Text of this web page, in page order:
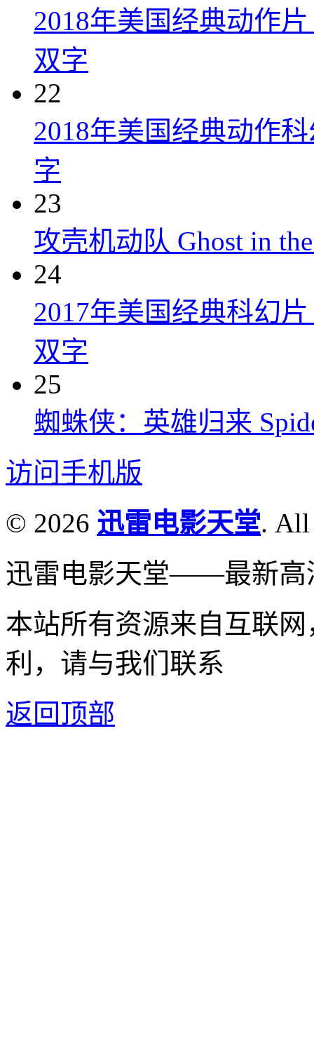
2018年美国经典动作
双字
22
2018年美国经典动作
字
23
攻壳机动队 Ghost in
24
2017年美国经典科幻
双字
25
蜘蛛侠：英雄归来
访问手机版
© 2026 迅雷电影天堂. All
迅雷电影天堂——最新高
本站所有资源来自互联
利，请与我们联系
返回顶部